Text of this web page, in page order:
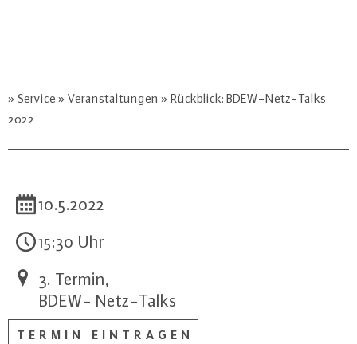
Service Veranstaltungen
Rückblick: BDEW-Netz-Talks
2022
10.5.2022
15:30 Uhr
3. Termin,
BDEW- Netz-Talks
TERMIN EINTRAGEN